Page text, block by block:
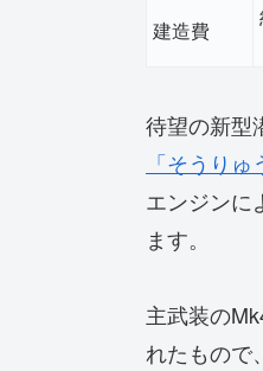
建造費
待望の新型
「そうり
エンジンに
ます。
主武装の
れたもので